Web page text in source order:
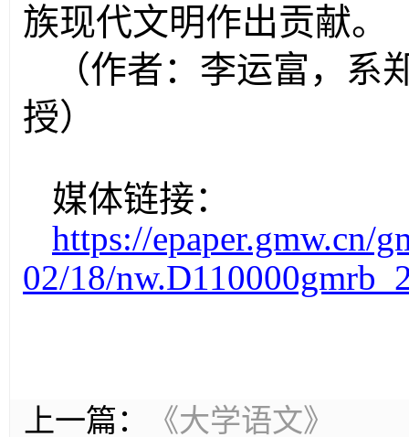
族现代文明作出贡献。
（作者：李运富，
授）
媒体链接：
https://epaper.gmw.cn/
02/18/
上一篇：
《大学语文》